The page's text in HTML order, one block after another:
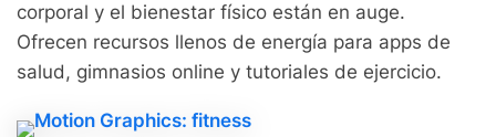
corporal y el bienestar físico están en auge.
Ofrecen recursos llenos de energía para apps de
salud, gimnasios online y tutoriales de ejercicio.